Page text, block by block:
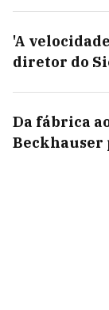
'A
diretor do
Da fábrica
Beckhauser